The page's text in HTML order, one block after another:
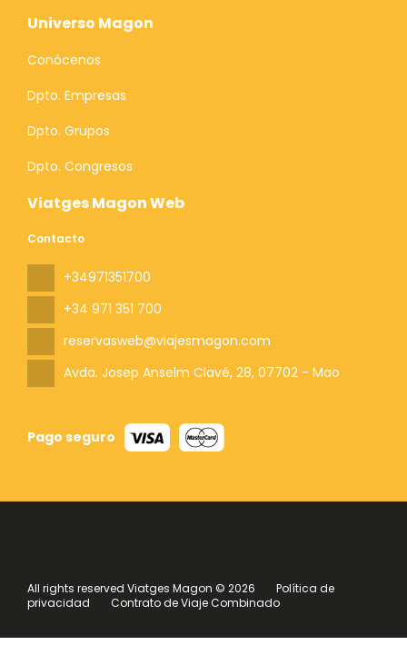
Viatges Magon Web
Contacto
+34971351700
+34 971 351 700
reservasweb@viajesmagon.com
Avda. Josep Anselm Clavé, 28, 07702 - Mao
Pago seguro
Universo Magon
Conócenos
Dpto. Empresas
Dpto. Grupos
Dpto. Congresos
All rights reserved Viatges Magon © 2026
Política de
privacidad
Contrato de Viaje Combinado